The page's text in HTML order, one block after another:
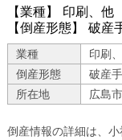
【業種】 印刷、他
【倒産形態】 破産
業種
印刷
倒産形態
破産
所在地
広島
倒産情報の詳細は、